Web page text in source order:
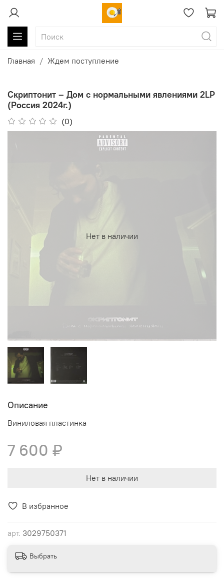
Главная Ждем поступление
Скриптонит – Дом с нормальными явлениями 2LP
(Россия 2024г.)
(0)
В избранное
арт. 3029750371
Нет в наличии
Описание
Виниловая пластинка
7 600 ₽
Нет в наличии
Выбрать